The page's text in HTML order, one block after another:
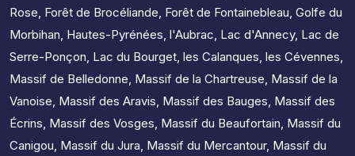
Rose, Forêt de Brocéliande, Forêt de Fontainebleau, Golfe du
Morbihan, Hautes-Pyrénées, l'Aubrac, Lac d'Annecy, Lac de
Serre-Ponçon, Lac du Bourget, les Calanques, les Cévennes,
Massif de Belledonne, Massif de la Chartreuse, Massif de la
Vanoise, Massif des Aravis, Massif des Bauges, Massif des
Écrins, Massif des Vosges, Massif du Beaufortain, Massif du
Canigou, Massif du Jura, Massif du Mercantour, Massif du